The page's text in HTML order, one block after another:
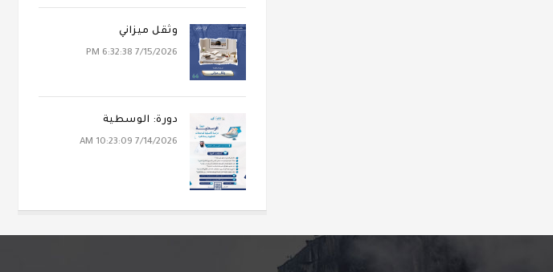
وثقل ميزاني
7/15/2026 6:32:38 PM
دورة: الوسطية
7/14/2026 10:23:09 AM